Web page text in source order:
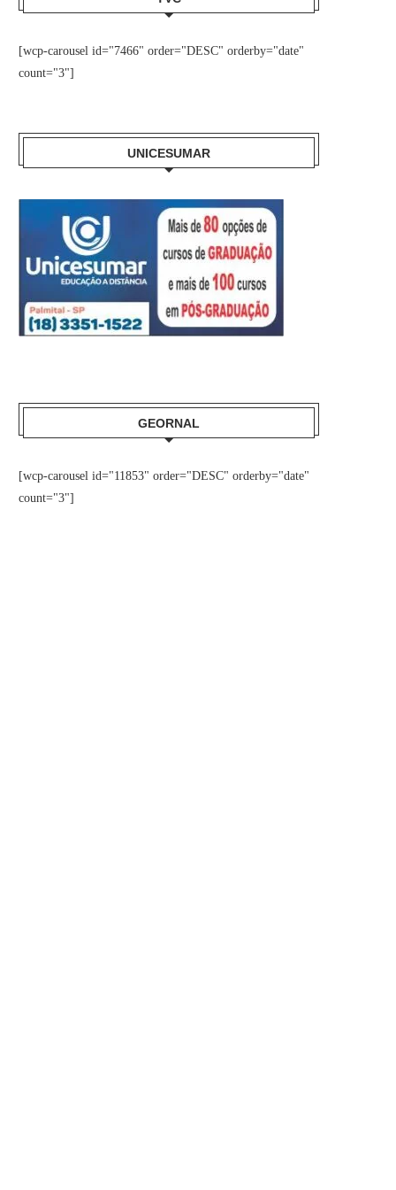
[wcp-carousel id="7466" order="DESC" orderby="date"
count="3"]
UNICESUMAR
GEORNAL
[wcp-carousel id="11853" order="DESC" orderby="date"
count="3"]